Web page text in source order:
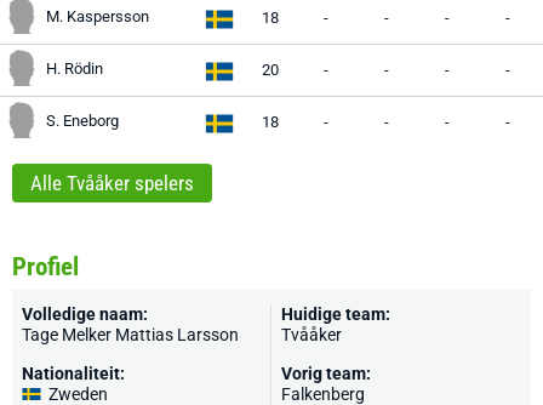
M. Kaspersson 18 - - - -
H. Rödin 20 - - - -
S. Eneborg 18 - - - -
Alle Tvååker spelers
Profiel
Volledige naam:
Tage Melker Mattias Larsson
Nationaliteit:
Zweden
Huidige team:
Tvååker
Vorig team:
Falkenberg